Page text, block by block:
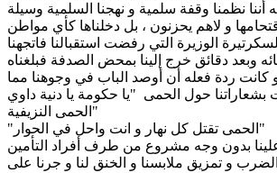
و لاهم يحزنون ، بل دخلناها كأي مواطن
الوزيرة التي رفضت استقبالنا فاتجهنا
وبعد دقائق خرج إلينا بمحض الصدفة فبلغناه
و كانت ردة فعله أن أوصد الباب في وجوهنا مما
بشعاراتنا حول الحمى "يا حكومة يا دنية داوي
الحمى النزيفية"
"الحمى تقتل كل نهار و انت واحل في الحوار"
علينا بدون وجه مشروع من طرف أفراد التأمين
و تمزيق ملابسنا و الخنق لنا و جرنا على